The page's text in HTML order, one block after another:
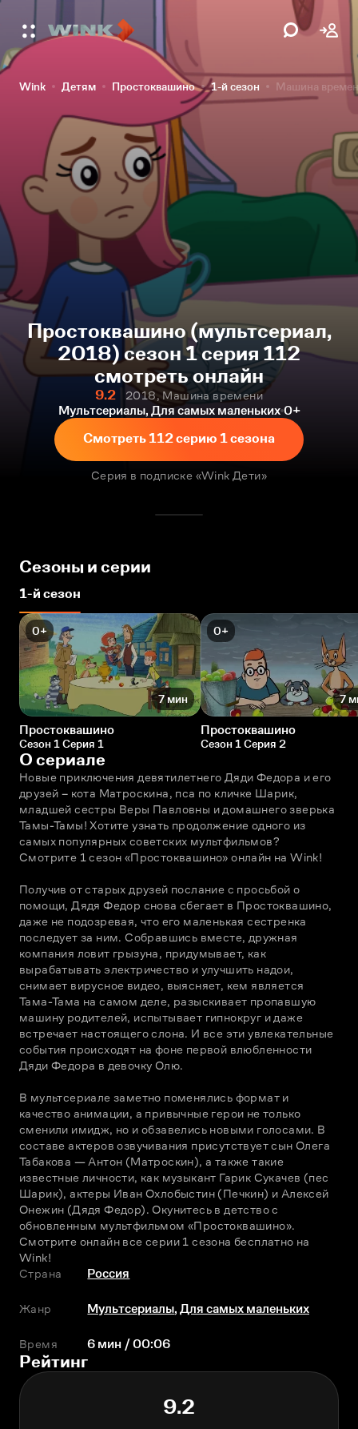
Wink Детям Простоквашино 1-й сезон Машина
Простоквашино (мультсериал,
2018) сезон 1 серия 112
смотреть онлайн
9.2
2018, Машина времени
Мультсериалы, Для самых маленьких 0+
Смотреть 112 серию 1 сезона
Серия в подписке «Wink Дети»
Сезоны и серии
1-й сезон
0+
7 мин
Простоквашино
Сезон 1 Серия 1
0+
7
Простоквашино
Сезон 1 Серия 2
О сериале
Новые приключения девятилетнего Дяди Федора и его
друзей – кота Матроскина, пса по кличке Шарик,
младшей сестры Веры Павловны и домашнего зверька
Тамы-Тамы! Хотите узнать продолжение одного из
самых популярных советских мультфильмов?
Смотрите 1 сезон «Простоквашино» онлайн на Wink!
Получив от старых друзей послание с просьбой о
помощи, Дядя Федор снова сбегает в Простоквашино,
даже не подозревая, что его маленькая сестренка
последует за ним. Собравшись вместе, дружная
компания ловит грызуна, придумывает, как
вырабатывать электричество и улучшить надои,
снимает вирусное видео, выясняет, кем является
Тама-Тама на самом деле, разыскивает пропавшую
машину родителей, испытывает гипнокруг и даже
встречает настоящего слона. И все эти увлекательные
события происходят на фоне первой влюбленности
Дяди Федора в девочку Олю.
В мультсериале заметно поменялись формат и
качество анимации, а привычные герои не только
сменили имидж, но и обзавелись новыми голосами. В
составе актеров озвучивания присутствует сын Олега
Табакова — Антон (Матроскин), а также такие
известные личности, как музыкант Гарик Сукачев (пес
Шарик), актеры Иван Охлобыстин (Печкин) и Алексей
Онежин (Дядя Федор). Окунитесь в детство с
обновленным мультфильмом «Простоквашино».
Смотрите онлайн все серии 1 сезона бесплатно на
Wink!
Страна
Россия
Жанр Мультсериалы,Для самых маленьких
Время 6 мин / 00:06
Рейтинг
9.2